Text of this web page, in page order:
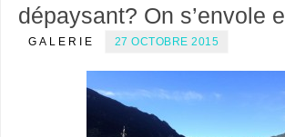
dépaysant? On s’envole
GALERIE 27 OCTOBRE 2015